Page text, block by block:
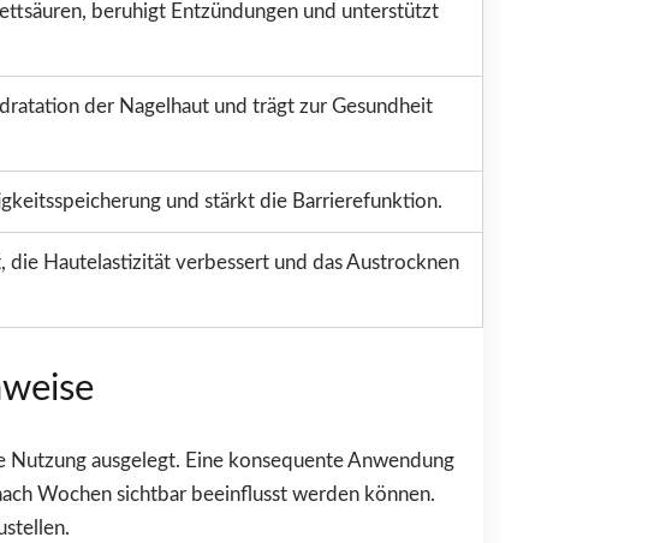
beruhigt Entzündungen und unterstützt
der Nagelhaut und trägt zur Gesundheit
und stärkt die Barrierefunktion.
die Hautelastizität verbessert und das Austrocknen
ausgelegt. Eine konsequente Anwendung
Wochen sichtbar beeinflusst werden können.